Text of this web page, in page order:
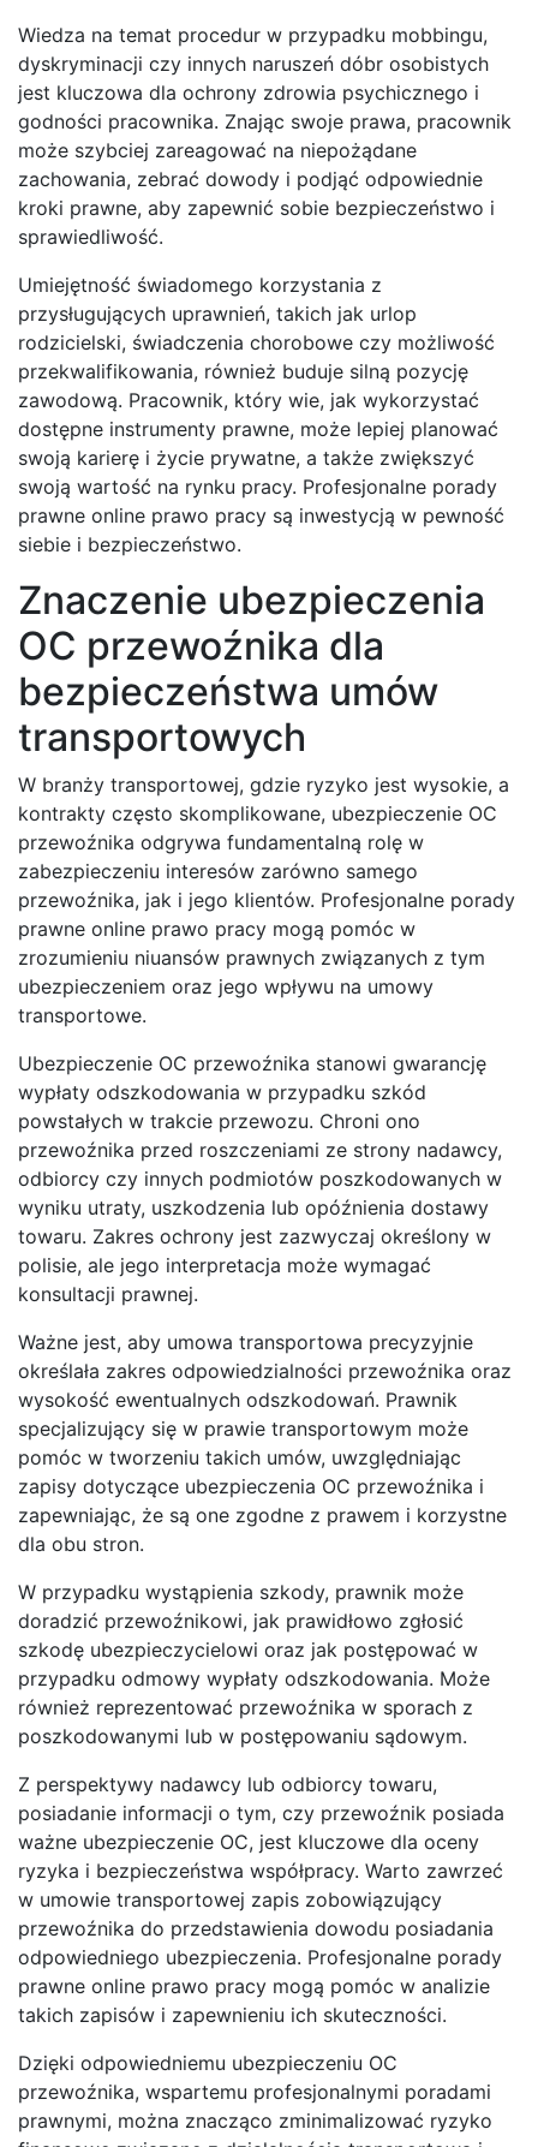
Wiedza na temat procedur w przypadku mobbingu,
dyskryminacji czy innych naruszeń dóbr osobistych
jest kluczowa dla ochrony zdrowia psychicznego i
godności pracownika. Znając swoje prawa, pracownik
może szybciej zareagować na niepożądane
zachowania, zebrać dowody i podjąć odpowiednie
kroki prawne, aby zapewnić sobie bezpieczeństwo i
sprawiedliwość.
Umiejętność świadomego korzystania z
przysługujących uprawnień, takich jak urlop
rodzicielski, świadczenia chorobowe czy możliwość
przekwalifikowania, również buduje silną pozycję
zawodową. Pracownik, który wie, jak wykorzystać
dostępne instrumenty prawne, może lepiej planować
swoją karierę i życie prywatne, a także zwiększyć
swoją wartość na rynku pracy. Profesjonalne porady
prawne online prawo pracy są inwestycją w pewność
siebie i bezpieczeństwo.
Znaczenie ubezpieczenia
OC przewoźnika dla
bezpieczeństwa umów
transportowych
W branży transportowej, gdzie ryzyko jest wysokie, a
kontrakty często skomplikowane, ubezpieczenie OC
przewoźnika odgrywa fundamentalną rolę w
zabezpieczeniu interesów zarówno samego
przewoźnika, jak i jego klientów. Profesjonalne porady
prawne online prawo pracy mogą pomóc w
zrozumieniu niuansów prawnych związanych z tym
ubezpieczeniem oraz jego wpływu na umowy
transportowe.
Ubezpieczenie OC przewoźnika stanowi gwarancję
wypłaty odszkodowania w przypadku szkód
powstałych w trakcie przewozu. Chroni ono
przewoźnika przed roszczeniami ze strony nadawcy,
odbiorcy czy innych podmiotów poszkodowanych w
wyniku utraty, uszkodzenia lub opóźnienia dostawy
towaru. Zakres ochrony jest zazwyczaj określony w
polisie, ale jego interpretacja może wymagać
konsultacji prawnej.
Ważne jest, aby umowa transportowa precyzyjnie
określała zakres odpowiedzialności przewoźnika oraz
wysokość ewentualnych odszkodowań. Prawnik
specjalizujący się w prawie transportowym może
pomóc w tworzeniu takich umów, uwzględniając
zapisy dotyczące ubezpieczenia OC przewoźnika i
zapewniając, że są one zgodne z prawem i korzystne
dla obu stron.
W przypadku wystąpienia szkody, prawnik może
doradzić przewoźnikowi, jak prawidłowo zgłosić
szkodę ubezpieczycielowi oraz jak postępować w
przypadku odmowy wypłaty odszkodowania. Może
również reprezentować przewoźnika w sporach z
poszkodowanymi lub w postępowaniu sądowym.
Z perspektywy nadawcy lub odbiorcy towaru,
posiadanie informacji o tym, czy przewoźnik posiada
ważne ubezpieczenie OC, jest kluczowe dla oceny
ryzyka i bezpieczeństwa współpracy. Warto zawrzeć
w umowie transportowej zapis zobowiązujący
przewoźnika do przedstawienia dowodu posiadania
odpowiedniego ubezpieczenia. Profesjonalne porady
prawne online prawo pracy mogą pomóc w analizie
takich zapisów i zapewnieniu ich skuteczności.
Dzięki odpowiedniemu ubezpieczeniu OC
przewoźnika, wspartemu profesjonalnymi poradami
prawnymi, można znacząco zminimalizować ryzyko